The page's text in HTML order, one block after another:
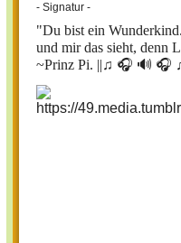
- Signatur -
"Du bist ein
und mir das sieht, denn
~Prinz Pi. ||♫ 🎧 🔊 🎧